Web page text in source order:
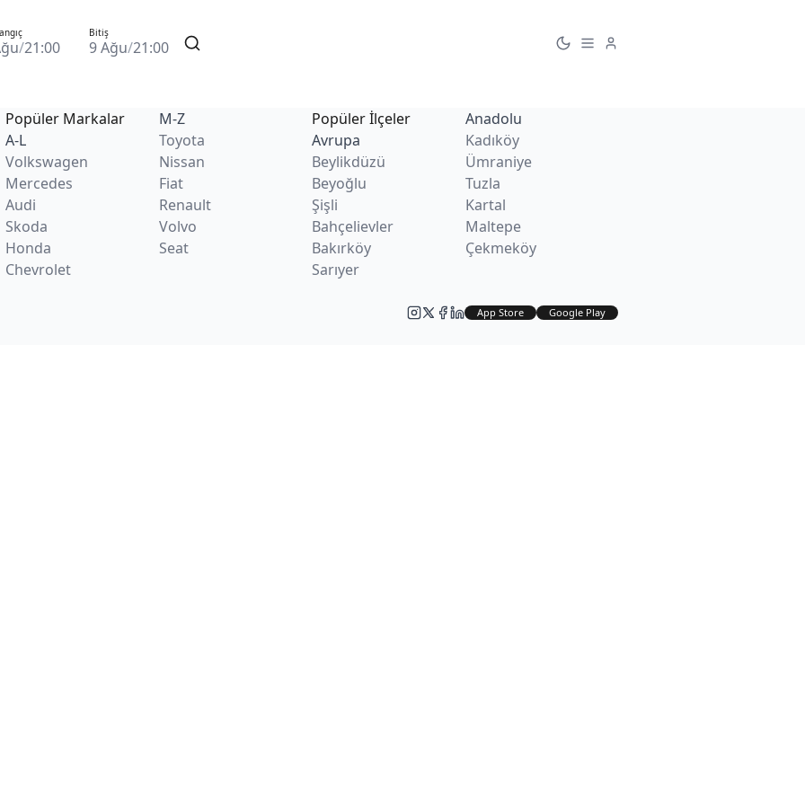
/21:00
Bitiş
9 Ağu/21:00
Popüler Markalar
A-L
Volkswagen
Mercedes
Audi
Skoda
Honda
Chevrolet
M-Z
Toyota
Nissan
Fiat
Renault
Volvo
Seat
Popüler İlçeler
Avrupa
Beylikdüzü
Beyoğlu
Şişli
Bahçelievler
Bakırköy
Sarıyer
Anadolu
Kadıköy
Ümraniye
Tuzla
Kartal
Maltepe
Çekmeköy
App Store Google Play